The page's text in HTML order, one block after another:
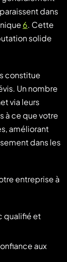
dans
6. Cette
solide
constitue
Un nombre
via leurs
à ce que votre
améliorant
dans les
entreprise à
qualifié et
aux